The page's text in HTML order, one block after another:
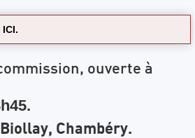
ouverte à
Chambéry.